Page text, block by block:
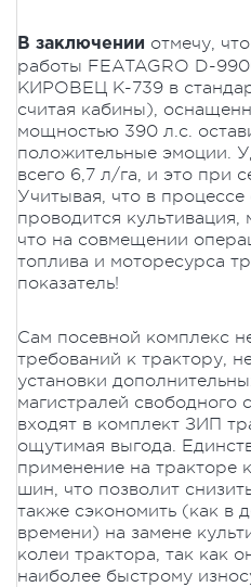
В заключении отмечу,
работы FEATAGRO D-
КИРОВЕЦ К-739 в
считая кабины),
мощностью 390 л.с.
положительные эмоции.
всего 6,7 л/га, и это при
Учитывая, что в
проводится
что на совмещении
топлива и моторесурса
показатель!
Сам посевной комплекс
требований к трактору,
установки
магистралей свободного
входят в комплект ЗИП
ощутимая выгода.
применение на тракторе
шин, что позволит
также сэкономить (как в
времени) на замене
колеи трактора, так как
наиболее быстрому